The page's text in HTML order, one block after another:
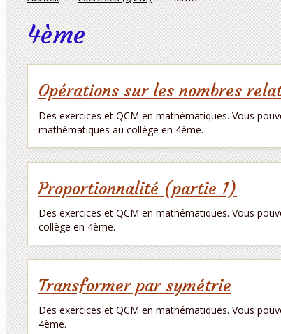
4ème
Opérations sur les nombres
Des exercices et QCM en mathématiques. Vous
mathématiques au collège en 4ème.
Proportionnalité (partie 1)
Des exercices et QCM en mathématiques. Vous
collège en 4ème.
Transformer par symétrie
Des exercices et QCM en mathématiques. Vous
4ème.